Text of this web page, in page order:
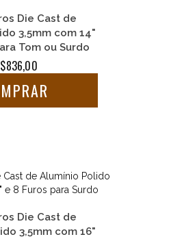
Die Cast de
3,5mm com 14"
Tom ou Surdo
Die Cast de
3,5mm com 16"